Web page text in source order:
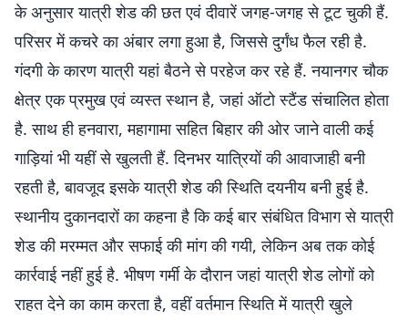
के अनुसार यात्री शेड की छत एवं दीवारें जगह-जगह से टूट चुकी हैं.
परिसर में कचरे का अंबार लगा हुआ है, जिससे दुर्गंध फैल रही है.
गंदगी के कारण यात्री यहां बैठने से परहेज कर रहे हैं. नयानगर चौक
क्षेत्र एक प्रमुख एवं व्यस्त स्थान है, जहां ऑटो स्टैंड संचालित होता
है. साथ ही हनवारा, महागामा सहित बिहार की ओर जाने वाली कई
गाड़ियां भी यहीं से खुलती हैं. दिनभर यात्रियों की आवाजाही बनी
रहती है, बावजूद इसके यात्री शेड की स्थिति दयनीय बनी हुई है.
स्थानीय दुकानदारों का कहना है कि कई बार संबंधित विभाग से यात्री
शेड की मरम्मत और सफाई की मांग की गयी, लेकिन अब तक कोई
कार्रवाई नहीं हुई है. भीषण गर्मी के दौरान जहां यात्री शेड लोगों को
राहत देने का काम करता है, वहीं वर्तमान स्थिति में यात्री खुले